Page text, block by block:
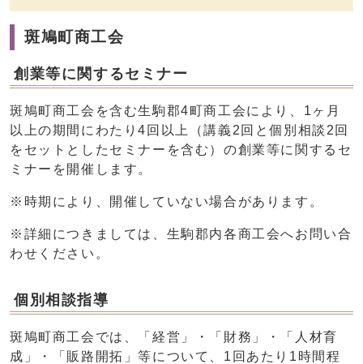
斑鳩町商工会
創業等に関するセミナー
斑鳩町商工会を含む生駒郡4町商工会により、1ヶ月
以上の期間にわたり4回以上（講義2回と個別相談2回
をセットとしたセミナーを含む）の創業等に関するセ
ミナーを開催します。
※時期により、開催していない場合があります。
※詳細につきましては、生駒郡内各商工会へお問い合
わせください。
個別相談指導
斑鳩町商工会では、「経営」・「財務」・「人材育
成」・「販路開拓」等について、1回あたり1時間程